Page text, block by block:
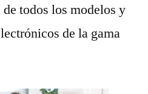
todos los modelos y
de la gama